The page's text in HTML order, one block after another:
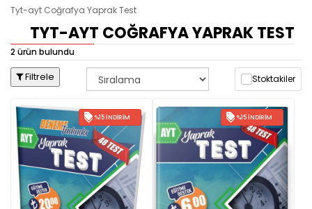
Tyt-ayt Coğrafya Yaprak Test
TYT-AYT COĞRAFYA YAPRAK TEST
2 ürün bulundu
Filtrele Stoktakiler
%15 İNDIRIM %15 İNDIRIM